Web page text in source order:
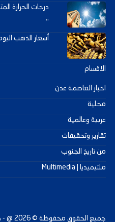
درجات الحرارة
..
أسعار الذهب
الاقسام
اخبار العاصمة عدن
محلية
عربية وعالمية
تقارير وتحقيقات
من تاريخ الجنوب
ملتيميديا | Multimedia
جميع الحقوق محفوظة © 2026
@